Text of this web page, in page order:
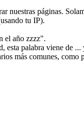
nuestras páginas.
tu IP).
el año zzzz".
esta palabra viene de
más comunes, como